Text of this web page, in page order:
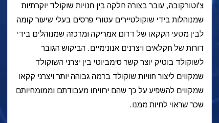
צ'וטורקובה, עובר בצורה חלקה בין חנויות שוקולד יוקרתיות
שמנוהלות בידי שוקולטיירים עטורי פרסים בעלי שיעור קומה
לבין מטעי הקקאו של דרום אמריקה ומרכזה שמנוהלים בידי
דורות של חקלאים ויצרנים אנונימיים. הביקוש הגובר
לשוקולד בוטיק יוצר קשר סימביוטי בין יצרני השוקולד
שמקווים ליצור חוויות שוקולד ברמה גבוהה יותר ויצרני קקאו
שמקווים להשפיע על כך שהם ירוויחו מעבודתם וממומחיותם
שכר שראוי לחיות ממנו.